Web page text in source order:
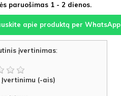
paruošimas 1 - 2 dienos.
apie produktą per WhatsApp
įvertinimas:
Įvertinimu (-ais)